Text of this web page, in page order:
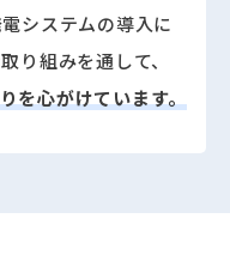
システムの導入に
り組みを通して、
を心がけています。